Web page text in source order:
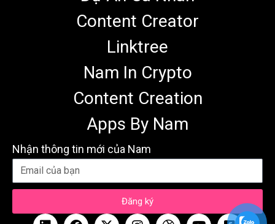
Content Creator
Linktree
Nam In Crypto
Content Creation
Apps By Nam
Nhận thông tin mới của Nam
Đăng ký